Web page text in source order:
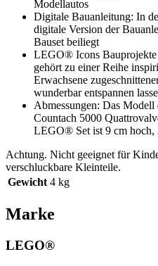
Modellautos
Digitale Bauanleitung: In
digitale Version der
Bauset beiliegt
LEGO® Icons Bauprojekte
gehört zu einer Reihe
Erwachsene
wunderbar entspannen
Abmessungen: Das
Countach 5000
LEGO® Set ist 9 cm hoch,
Achtung. Nicht geeignet für
verschluckbare Kleinteile.
Gewicht 4 kg
Marke
LEGO®